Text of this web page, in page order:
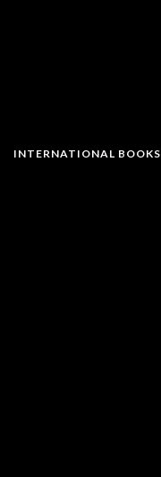
INTERNATIONAL BOOKS